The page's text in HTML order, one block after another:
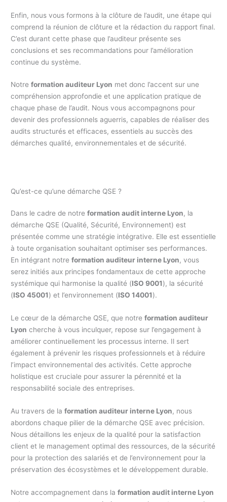
Enfin, nous vous formons à la clôture de l’audit, une étape qui
comprend la réunion de clôture et la rédaction du rapport final.
C’est durant cette phase que l’auditeur présente ses
conclusions et ses recommandations pour l’amélioration
continue du système.
Notreformation auditeur Lyon met donc l’accent sur une
compréhension approfondie et une application pratique de
chaque phase de l’audit. Nous vous accompagnons pour
devenir des professionnels aguerris, capables de réaliser des
audits structurés et efficaces, essentiels au succès des
démarches qualité, environnementales et de sécurité.
Qu’est-ce qu’une démarche QSE ?
Dans le cadre de notreformation audit interne Lyon, la
démarche QSE (Qualité, Sécurité, Environnement) est
présentée comme une stratégie intégrative. Elle est essentielle
à toute organisation souhaitant optimiser ses performances.
En intégrant notreformation auditeur interne Lyon, vous
serez initiés aux principes fondamentaux de cette approche
systémique qui harmonise la qualité (ISO 9001), la sécurité
(ISO 45001) et l’environnement (ISO 14001).
Le cœur de la démarche QSE, que notreformation auditeur
Lyon cherche à vous inculquer, repose sur l’engagement à
améliorer continuellement les processus interne. Il sert
également à prévenir les risques professionnels et à réduire
l’impact environnemental des activités. Cette approche
holistique est cruciale pour assurer la pérennité et la
responsabilité sociale des entreprises.
Au travers de laformation auditeur interne Lyon, nous
abordons chaque pilier de la démarche QSE avec précision.
Nous détaillons les enjeux de la qualité pour la satisfaction
client et le management optimal des ressources, de la sécurité
pour la protection des salariés et de l’environnement pour la
préservation des écosystèmes et le développement durable.
Notre accompagnement dans laformation audit interne Lyon